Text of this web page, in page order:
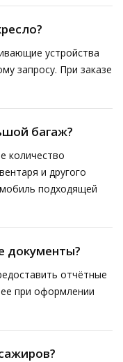
устройства
запросу. При заказе
багаж?
количество
и другого
подходящей
документы?
отчётные
при оформлении